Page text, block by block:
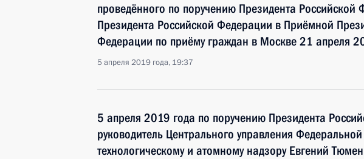
проведённого по поручению Президента
Президента Российской Федерации в Приёмной
Федерации по приёму граждан в Москве 21 апреля
5 апреля 2019 года, 19:37
5 апреля 2019 года по поручению Президента
руководитель Центрального управления
технологическому и атомному надзору Евгений